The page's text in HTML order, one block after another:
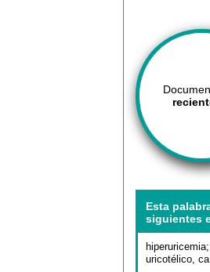
Esta
siguientes
hiperuricemia;
uricotélico, ca